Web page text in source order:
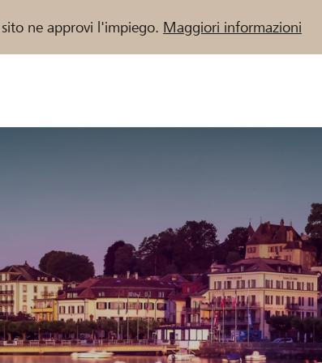
ne approvi l'impiego. Maggiori informazioni